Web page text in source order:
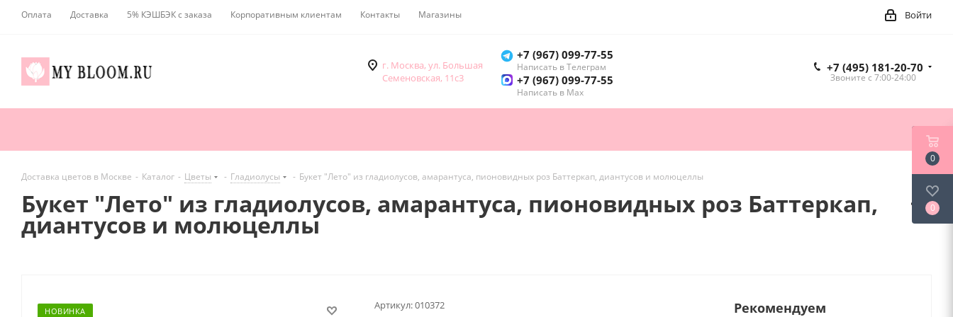
Оплата Доставка 5% КЭШБЭК с заказа Корпоративным клиентам Контакты Магазины Войти
г. Москва, ул. Большая
Семеновская, 11с3
+7 (967) 099-77-55
Написать в Телеграм
+7 (967) 099-77-55
Написать в Мах
+7 (495) 181-20-70
Звоните c 7:00-24:00
Доставка цветов в Москве - Каталог - Цветы - Гладиолусы - Букет "Лето" из гладиолусов, амарантуса, пионовидных роз Баттеркап, диантусов и молюцеллы
Букет "Лето" из гладиолусов, амарантуса, пионовидных роз Баттеркап,
диантусов и молюцеллы
НОВИНКА Артикул:010372 Рекомендуем
0
0